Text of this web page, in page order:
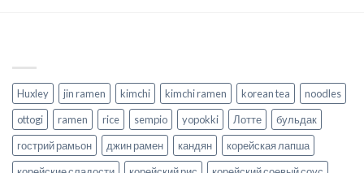
Huxley jin ramen kimchi kimchi ramen korean tea
noodles
ottogi
ramen rice sempio yopokki Лотте
бульдак
гострий рамьон
джин рамен кандян
корейская лапша